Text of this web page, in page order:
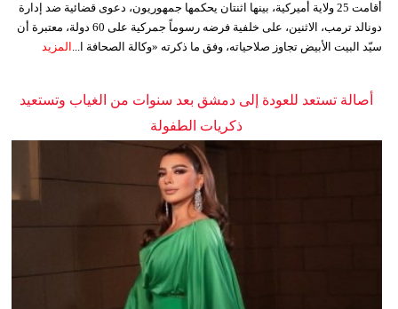
أقامت 25 ولاية أميركية، بينها اثنتان يحكمها جمهوريون، دعوى قضائية ضد إدارة
دونالد ترمب، الاثنين، على خلفية فرضه رسوماً جمركية على 60 دولة، معتبرة أن
سيّد البيت الأبيض تجاوز صلاحياته، وفق ما ذكرته «وكالة الصحافة ا... المزيد
أصالة تستعد للعودة إلى دمشق بعد سنوات من الغياب وتستعيد
ذكريات الطفولة